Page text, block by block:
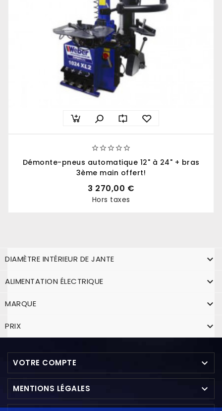

Démonte-pneus automatique 12" à 24" + bras
3ème main offert!
3 270,00 €
Hors taxes
DIAMÈTRE INTÉRIEUR DE JANTE 
ALIMENTATION ÉLECTRIQUE 
MARQUE 
PRIX 
VOTRE COMPTE 
MENTIONS LÉGALES 